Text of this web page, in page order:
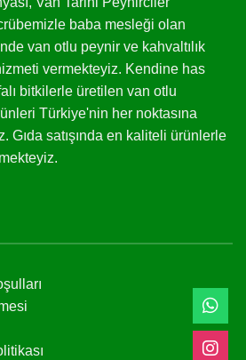
baba mesleği olan
van otlu peynir ve kahvaltılık
vermekteyiz. Kendine has
bitkilerle üretilen van otlu
Türkiye'nin her noktasına
Gıda satışında en kaliteli ürünlerle